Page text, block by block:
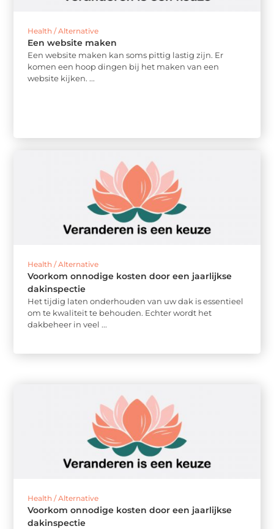
Health / Alternative
Een website maken
Een website maken kan soms pittig lastig zijn. Er
komen een hoop dingen bij het maken van een
website kijken. ...
Health / Alternative
Voorkom onnodige kosten door een jaarlijkse
dakinspectie
Het tijdig laten onderhouden van uw dak is essentieel
om te kwaliteit te behouden. Echter wordt het
dakbeheer in veel ...
Health / Alternative
Voorkom onnodige kosten door een jaarlijkse
dakinspectie